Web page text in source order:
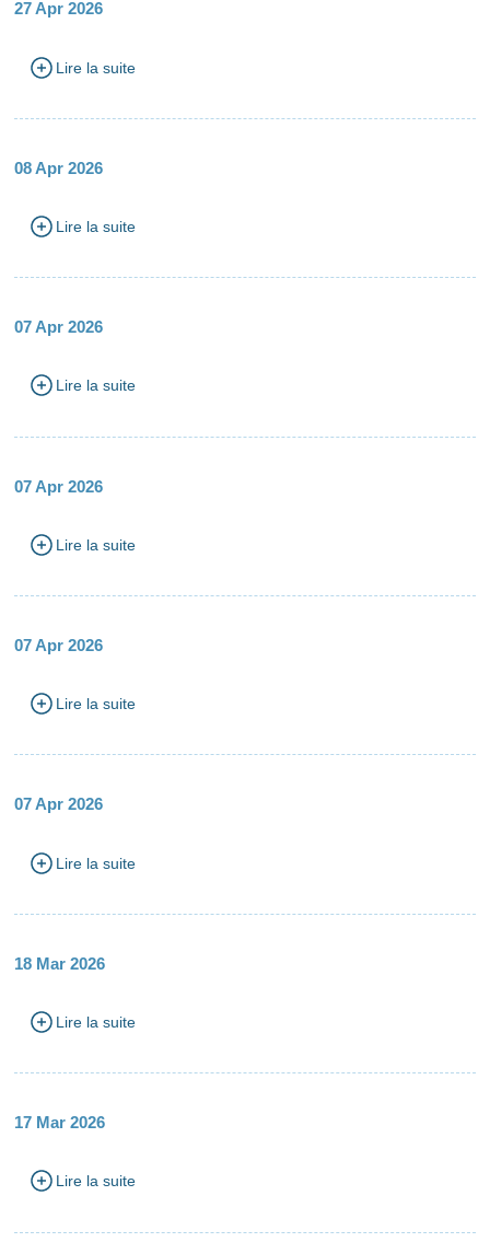
27 Apr 2026
Lire la suite
08 Apr 2026
Lire la suite
07 Apr 2026
Lire la suite
07 Apr 2026
Lire la suite
07 Apr 2026
Lire la suite
07 Apr 2026
Lire la suite
18 Mar 2026
Lire la suite
17 Mar 2026
Lire la suite